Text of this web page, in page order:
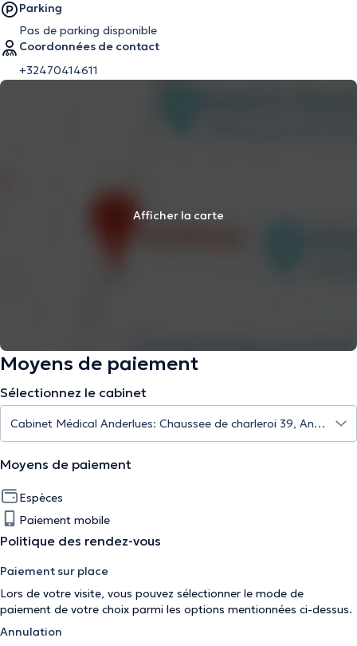
Parking
Pas de parking disponible
Coordonnées de contact
+32470414611
Afficher la carte
Moyens de paiement
Sélectionnez le cabinet
Moyens de paiement
Espèces
Paiement mobile
Politique des rendez-vous
Paiement sur place
Lors de votre visite, vous pouvez sélectionner le mode de
paiement de votre choix parmi les options mentionnées ci-dessus.
Annulation